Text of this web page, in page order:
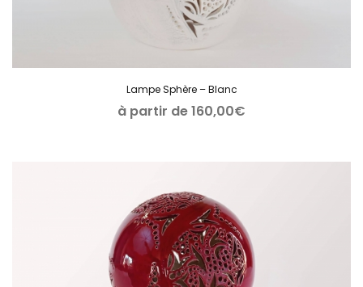
Lampe Sphère – Blanc
à partir de160,00€